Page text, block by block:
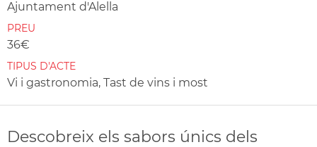
Ajuntament d'Alella
PREU
36€
TIPUS D'ACTE
Vi i gastronomia, Tast de vins i most
Descobreix els sabors únics dels